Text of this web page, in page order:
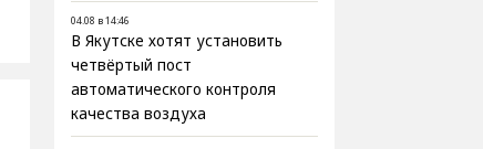
04.08 в 14:46
В Якутске хотят установить
четвёртый пост
автоматического контроля
качества воздуха